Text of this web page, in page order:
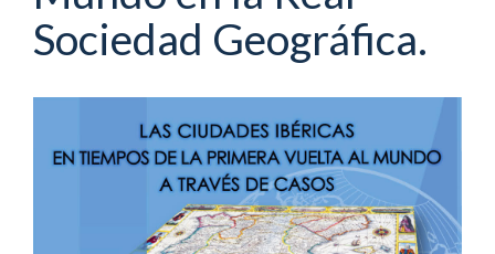
Sociedad Geográfica.
lateral
artículo